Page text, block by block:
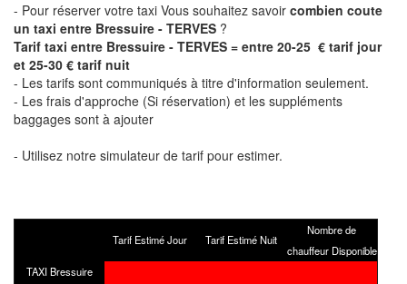
- Pour réserver votre taxi Vous souhaitez savoir combien coute
un taxi entre Bressuire - TERVES ?
Tarif taxi entre Bressuire - TERVES = entre 20-25 € tarif jour
et 25-30 € tarif nuit
- Les tarifs sont communiqués à titre d'information seulement.
- Les frais d'approche (Si réservation) et les suppléments
baggages sont à ajouter
- Utilisez notre simulateur de tarif pour estimer.
Tarif Estimé Jour Tarif Estimé Nuit
Nombre de
chauffeur Disponible
TAXI Bressuire